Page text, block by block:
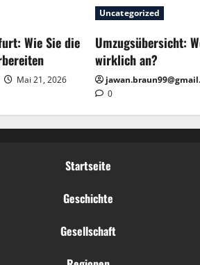
Wie Sie die
Mai 21, 2026
Uncategorized
Umzugsübersicht:
wirklich an?
0
Startseite
Geschichte
Gesellschaft